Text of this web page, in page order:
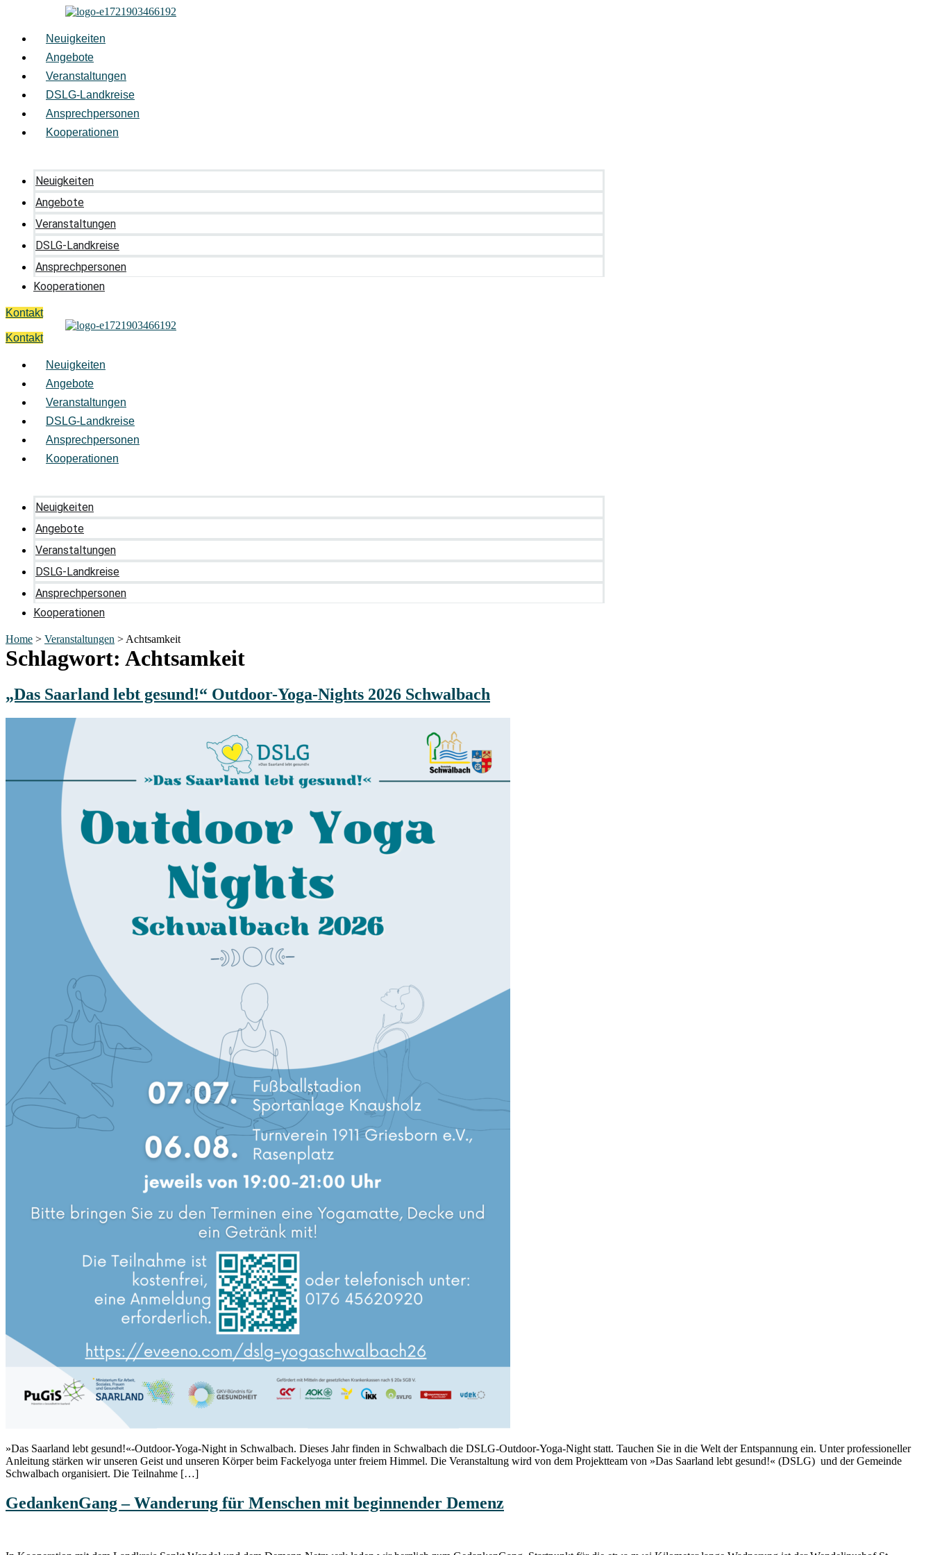
springen
Neuigkeiten
Angebote
Veranstaltungen
DSLG-Landkreise
Ansprechpersonen
Kooperationen
Neuigkeiten
Angebote
Veranstaltungen
DSLG-Landkreise
Ansprechpersonen
Kooperationen
Kontakt
Kontakt
Neuigkeiten
Angebote
Veranstaltungen
DSLG-Landkreise
Ansprechpersonen
Kooperationen
Neuigkeiten
Angebote
Veranstaltungen
DSLG-Landkreise
Ansprechpersonen
Kooperationen
Home > Veranstaltungen > Achtsamkeit
Schlagwort: Achtsamkeit
„Das Saarland lebt gesund!“ Outdoor-Yoga-Nights 2026 Schwalbach
»Das Saarland lebt gesund!«-Outdoor-Yoga-Night in Schwalbach. Dieses Jahr finden in Schwalbach die DSLG-Outdoor-Yoga-Night statt. Tauchen Sie in die Welt der Entspannung ein. Unter professioneller
Anleitung stärken wir unseren Geist und unseren Körper beim Fackelyoga unter freiem Himmel. Die Veranstaltung wird von dem Projektteam von »Das Saarland lebt gesund!« (DSLG) und der Gemeinde
Schwalbach organisiert. Die Teilnahme […]
GedankenGang – Wanderung für Menschen mit beginnender Demenz